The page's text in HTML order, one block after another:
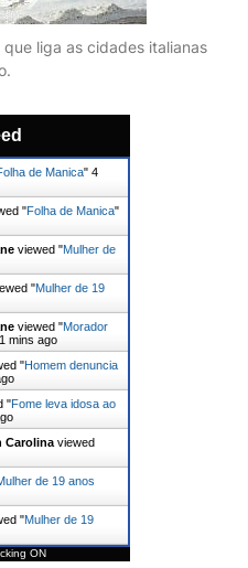
liga as cidades italianas
de Manica" 4
"Folha de Manica"
viewed "Mulher de
"Mulher de 19
viewed "Morador
mins ago
"Homem denuncia
"Fome leva idosa ao
Carolina viewed
de 19 anos
"Mulher de 19
ON